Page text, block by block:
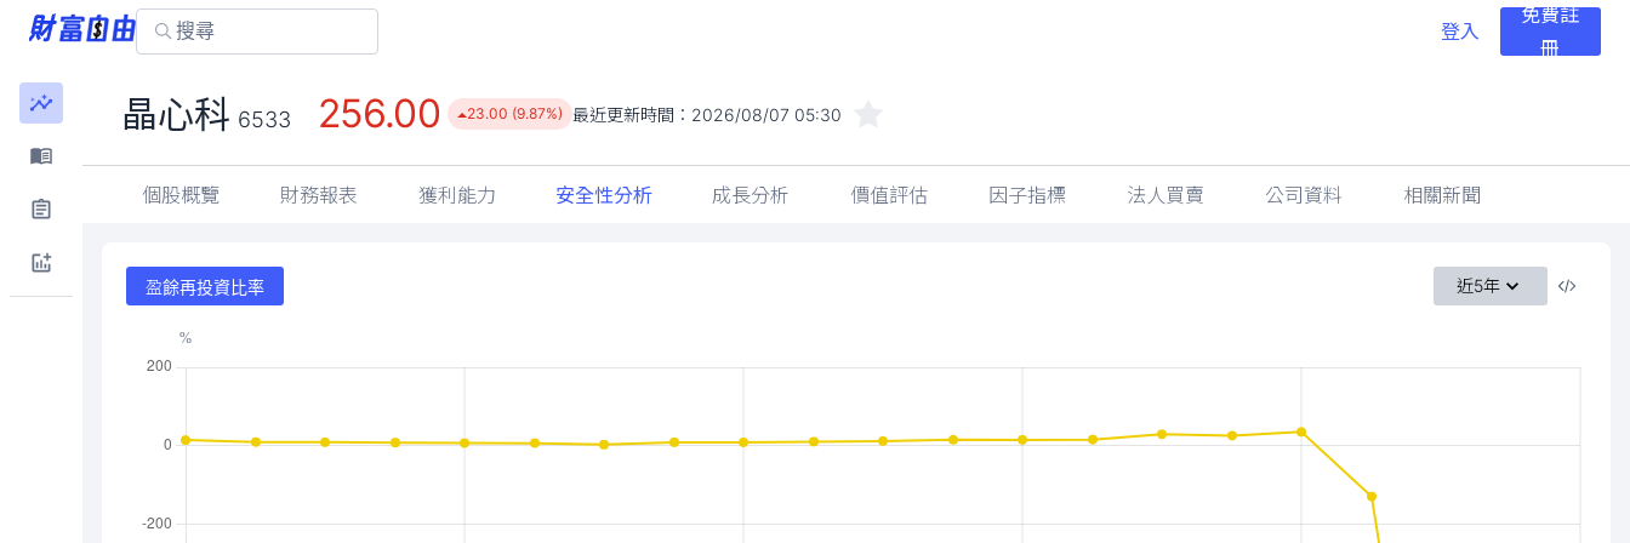
登入
免費註
冊
晶心科 6533 256.00 23.00 (9.87%) 最近更新時間： 2026/08/07 05:30
個股概覽 財務報表 獲利能力 安全性分析 成長分析 價值評估 因子指標 法人買賣 公司資料 相關新聞
盈餘再投資比率 近5年